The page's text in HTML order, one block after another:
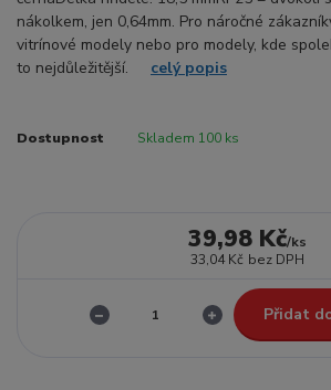
nákolkem, jen 0,64mm. Pro náročné
vitrínové modely nebo pro modely, kde
to nejdůležitější. celý popis
Dostupnost Skladem 100 ks
39,98 Kč/ks
33,04 Kč bez DPH
Přidat